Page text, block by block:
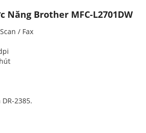
Năng Brother MFC-L2701DW
/ Fax
2385.